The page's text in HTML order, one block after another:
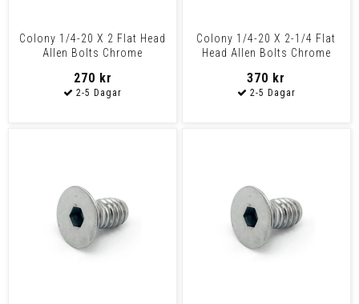
Colony 1/4-20 X 2 Flat Head
Allen Bolts Chrome
270 kr
Colony 1/4-20 X 2-1/4 Flat
Head Allen Bolts Chrome
370 kr